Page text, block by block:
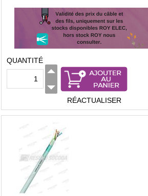
QUANTITÉ
RÉACTUALISER